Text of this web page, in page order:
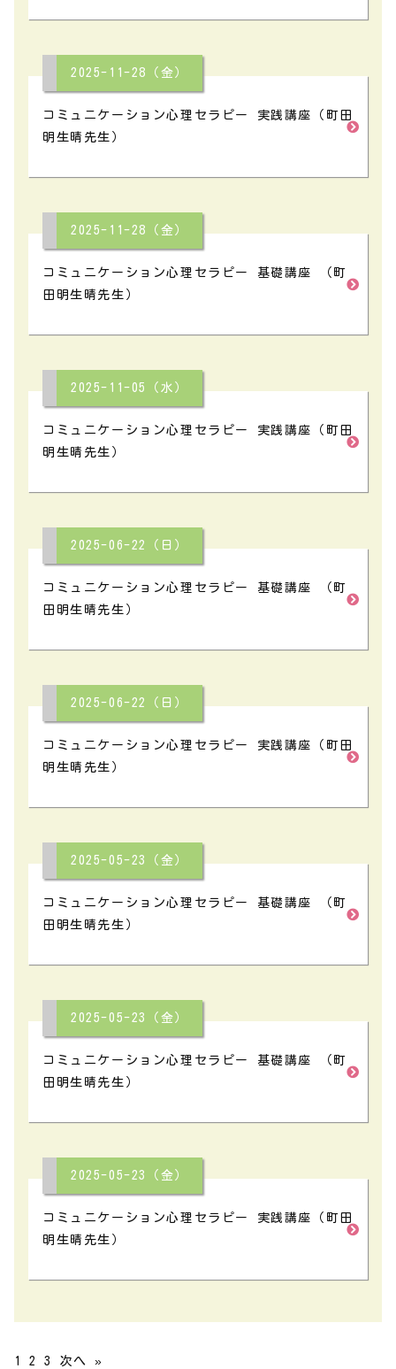
2025-11-28（金）
コミュニケーション心理セラピー 実践講座（町田
明生晴先生）
2025-11-28（金）
コミュニケーション心理セラピー 基礎講座 （町
田明生晴先生）
2025-11-05（水）
コミュニケーション心理セラピー 実践講座（町田
明生晴先生）
2025-06-22（日）
コミュニケーション心理セラピー 基礎講座 （町
田明生晴先生）
2025-06-22（日）
コミュニケーション心理セラピー 実践講座（町田
明生晴先生）
2025-05-23（金）
コミュニケーション心理セラピー 基礎講座 （町
田明生晴先生）
2025-05-23（金）
コミュニケーション心理セラピー 基礎講座 （町
田明生晴先生）
2025-05-23（金）
コミュニケーション心理セラピー 実践講座（町田
明生晴先生）
1 2 3 次へ »